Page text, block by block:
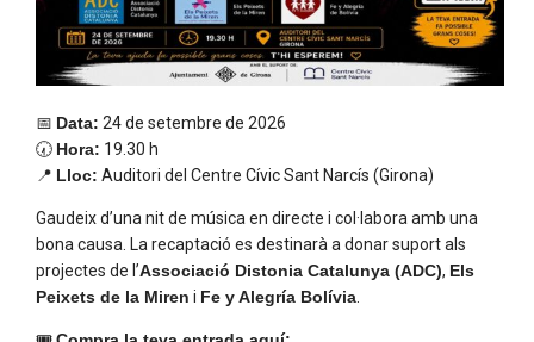
📅 Data: 24 de setembre de 2026
🕢 Hora: 19.30 h
📍 Lloc: Auditori del Centre Cívic Sant Narcís (Girona)
Gaudeix d’una nit de música en directe i col·labora amb una
bona causa. La recaptació es destinarà a donar suport als
projectes de l’Associació Distonia Catalunya (ADC), Els
Peixets de la Miren i Fe y Alegría Bolívia